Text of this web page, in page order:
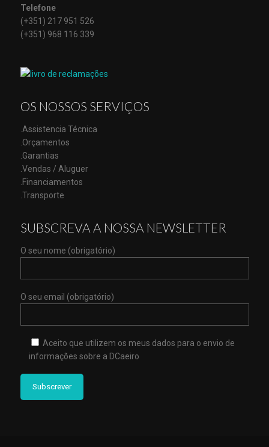
Telefone
(+351) 217 951 526
(+351) 968 116 339
OS NOSSOS SERVIÇOS
.Assistencia Técnica
.Orçamentos
.Garantias
.Vendas / Aluguer
.Financiamentos
.Transporte
SUBSCREVA A NOSSA NEWSLETTER
O seu nome (obrigatório)
O seu email (obrigatório)
Aceito que utilizem os meus dados para o envio de
informações sobre a DCaeiro